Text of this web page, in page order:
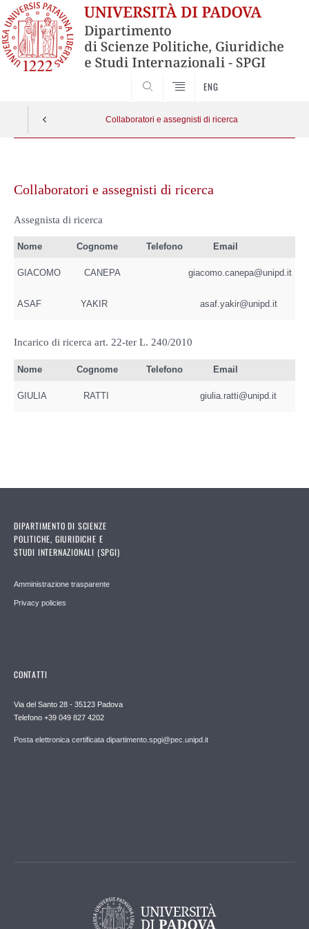
ENG
Collaboratori e assegnisti di ricerca
contenuto
Collaboratori e assegnisti di ricerca
Assegnista di ricerca
Nome Cognome Telefono Email
GIACOMO CANEPA giacomo.canepa@unipd.it
ASAF YAKIR asaf.yakir@unipd.it
Incarico di ricerca art. 22-ter L. 240/2010
Nome Cognome Telefono Email
GIULIA RATTI giulia.ratti@unipd.it
DIPARTIMENTO DI SCIENZE
POLITICHE, GIURIDICHE E
STUDI INTERNAZIONALI (SPGI)
Amministrazione trasparente
Privacy policies
CONTATTI
Via del Santo 28 - 35123 Padova
Telefono +39 049 827 4202
Posta elettronica certificata dipartimento.spgi@pec.unipd.it